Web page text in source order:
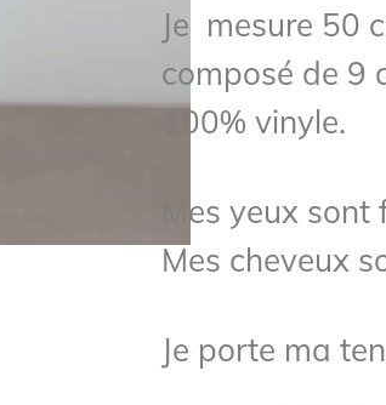
Je mesure 50
composé de 9
100% vinyle.
Mes yeux
Mes cheveux
Je porte ma